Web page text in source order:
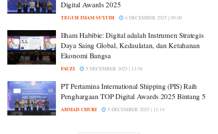
Digital Awards 2025
TEGUH IMAM SUYUDI 6 DECEMBER 2025 | 09:00
Ilham Habibie: Digital adalah Instrumen Strategis
Daya Saing Global, Kedaulatan, dan Ketahanan
Ekonomi Bangsa
FAUZI 5 DECEMBER 2025 | 13:58
PT Pertamina International Shipping (PIS) Raih
Penghargaan TOP Digital Awards 2025 Bintang 5
AHMAD CHURI 5 DECEMBER 2025 | 11:14